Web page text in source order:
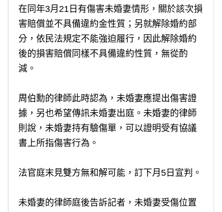
在同年3月21日有傷害未婚妻情形，關於該次損
害賠償並不具備違約金性質；另就解除婚約部
分，依民法規定不能強迫履行，因此解除婚約
後的損害賠償同樣不具備違約性質，無從酌
減。
周伯勳的律師此時認為，未婚妻應提出傷害證
據，另也希望傳訊未婚妻出庭。未婚妻的律師
則說，未婚妻持有驗傷單，可以證明受有協議
書上所指傷害行為。
法官庭末見雙方無和解可能，訂下月5日宣判。
未婚妻的律師庭後告訴記者，未婚妻受傷位置